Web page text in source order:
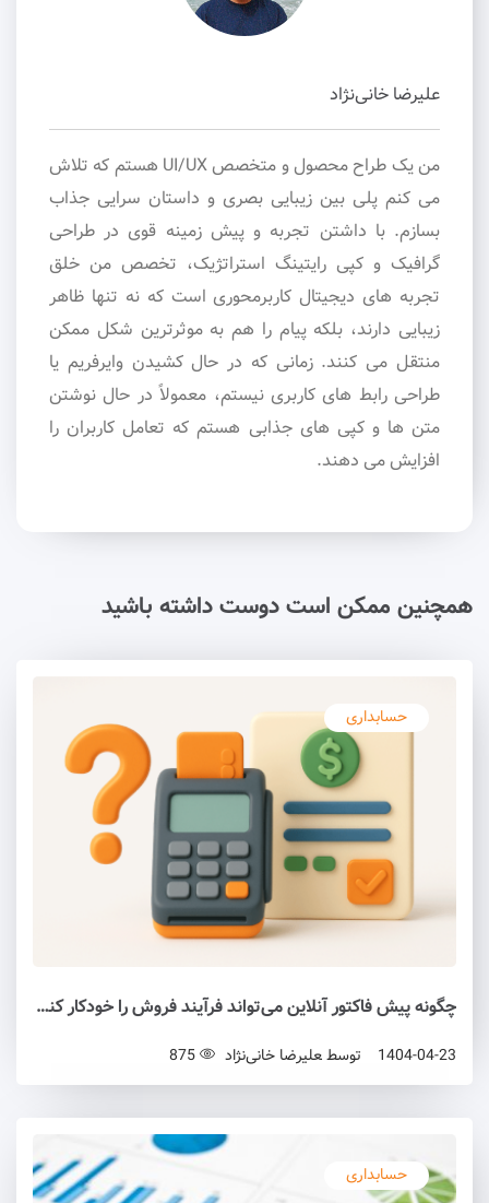
علیرضا خانی‌نژاد
من یک طراح محصول و متخصص UI/UX هستم که تلاش
می کنم پلی بین زیبایی بصری و داستان سرایی جذاب
بسازم. با داشتن تجربه و پیش زمینه قوی در طراحی
گرافیک و کپی رایتینگ استراتژیک، تخصص من خلق
تجربه های دیجیتال کاربرمحوری است که نه تنها ظاهر
زیبایی دارند، بلکه پیام را هم به موثرترین شکل ممکن
منتقل می کنند. زمانی که در حال کشیدن وایرفریم یا
طراحی رابط های کاربری نیستم، معمولاً در حال نوشتن
متن ها و کپی های جذابی هستم که تعامل کاربران را
افزایش می دهند.
همچنین ممکن است دوست داشته باشید
حسابداری
چگونه پیش فاکتور آنلاین می‌تواند فرآیند فروش را خودکار کند؟
1404-04-23 توسط علیرضا خانی‌نژاد
حسابداری